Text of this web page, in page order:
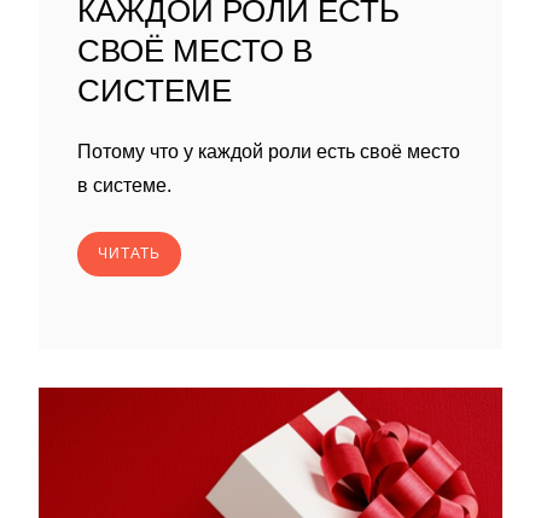
КАЖДОЙ РОЛИ ЕСТЬ
СВОЁ МЕСТО В
СИСТЕМЕ
Потому что у каждой роли есть своё место
в системе.
ЧИТАТЬ